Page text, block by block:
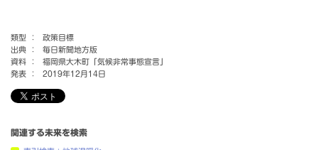
類型 ：
政策目標
出典 ：
毎日新聞地方版
資料 ：
福岡県大木町「気候非常事態宣言」
発表 ：
2019年12月14日
関連する未来を検索